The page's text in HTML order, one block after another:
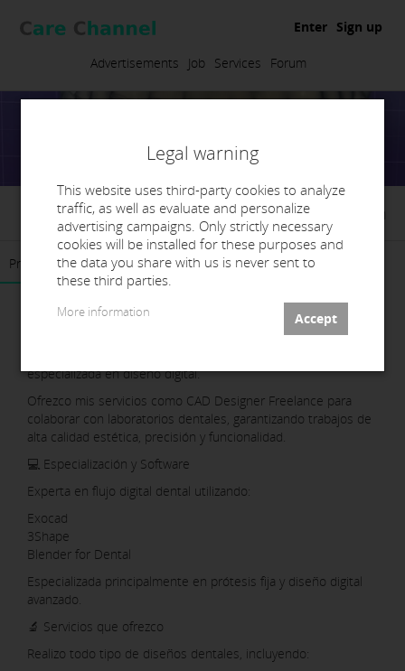
Advertisements Job Services Forum
Enter Sign up
Raquel Galve Guillén
Presentation Contact
Mi nombre es Raquel Galve, protésico dental con más de 10
especializada en diseño digital.
Ofrezco mis servicios como CAD Designer Freelance para
colaborar con laboratorios dentales, garantizando trabajos de
alta calidad estética, precisión y funcionalidad.
💻 Especialización y Software
Experta en flujo digital dental utilizando:
Exocad
3Shape
Blender for Dental
Especializada principalmente en prótesis fija y diseño digital
avanzado.
🔬 Servicios que ofrezco
Realizo todo tipo de diseños dentales, incluyendo:
Legal warning
This website uses third-party cookies to analyze
traffic, as well as evaluate and personalize
advertising campaigns. Only strictly necessary
cookies will be installed for these purposes and
the data you share with us is never sent to
these third parties.
More information